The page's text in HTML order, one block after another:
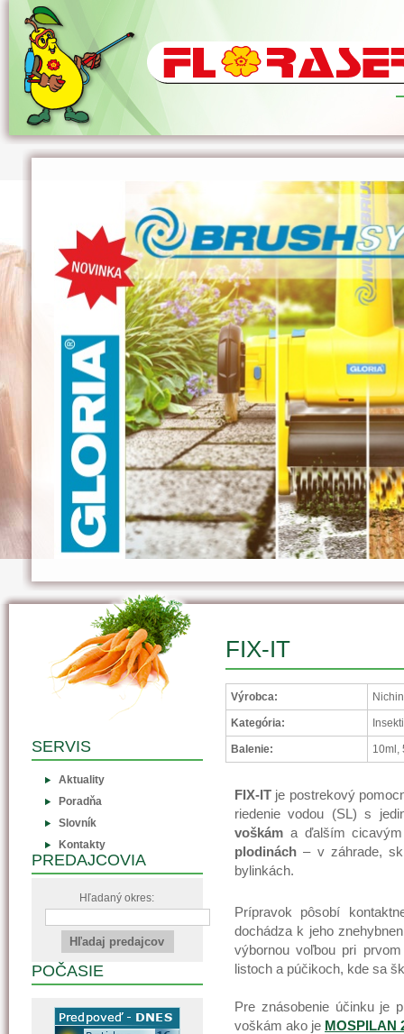
FIX-IT
Výrobca:
Kategória:
Balenie: 10ml,
FIX-IT je postrekový
riedenie vodou (SL) s
voškám a ďalším
plodinách – v záhrade,
bylinkách.
Prípravok pôsobí
dochádza k jeho
výbornou voľbou pri
listoch a púčikoch, kde sa
Pre znásobenie účinku je
voškám ako je MOSPILAN
SERVIS
Aktuality
Poradňa
Slovník
Kontakty
PREDAJCOVIA
Hľadaný okres:
POČASIE